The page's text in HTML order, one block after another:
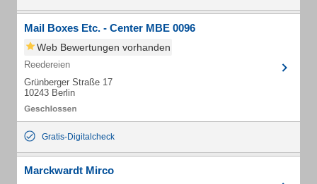
Mail Boxes Etc. - Center MBE 0096
Web Bewertungen vorhanden
Reedereien
Grünberger Straße 17
10243 Berlin
Gratis-Digitalcheck
Marckwardt Mirco